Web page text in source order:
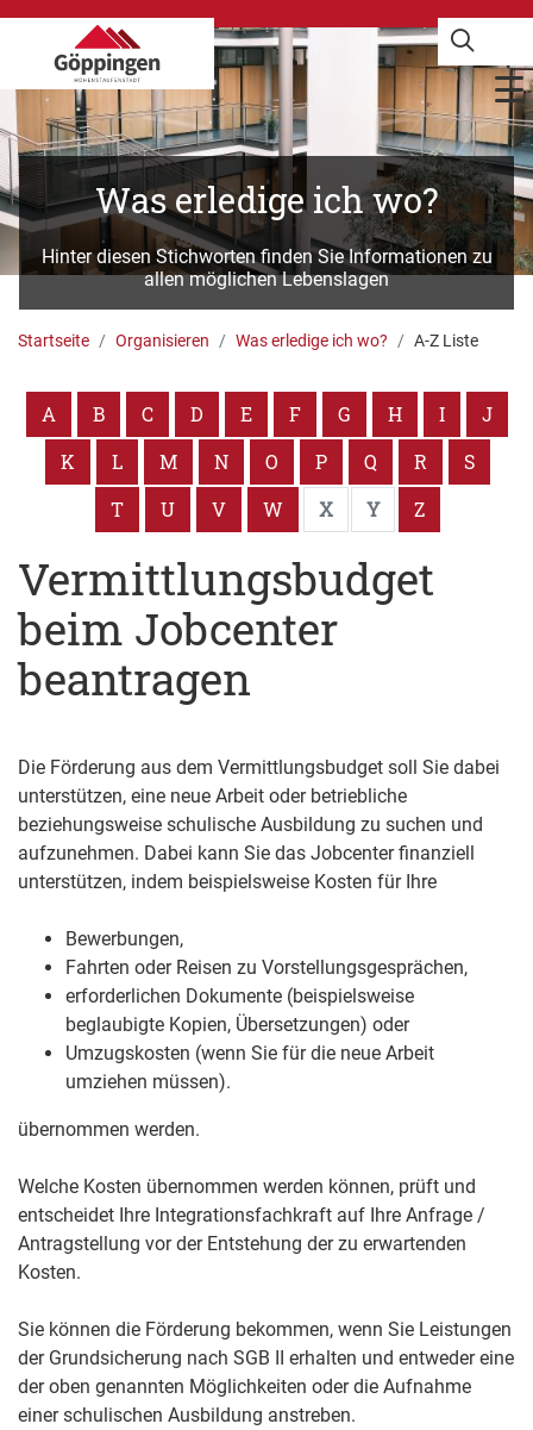
Was erledige ich wo?
Hinter diesen Stichworten finden Sie Informationen zu
allen möglichen Lebenslagen
Startseite Organisieren Was erledige ich wo? A-Z Liste
A B C D E F G H I
J
K
L M N O P Q R
S
T
U V W X Y Z
Vermittlungsbudget
beim Jobcenter
beantragen
Die Förderung aus dem Vermittlungsbudget soll Sie dabei
unterstützen, eine neue Arbeit oder betriebliche
beziehungsweise schulische Ausbildung zu suchen und
aufzunehmen. Dabei kann Sie das Jobcenter finanziell
unterstützen, indem beispielsweise Kosten für Ihre
Bewerbungen,
Fahrten oder Reisen zu Vorstellungsgesprächen,
erforderlichen Dokumente (beispielsweise
beglaubigte Kopien, Übersetzungen) oder
Umzugskosten (wenn Sie für die neue Arbeit
umziehen müssen).
übernommen werden.
Welche Kosten übernommen werden können, prüft und
entscheidet Ihre Integrationsfachkraft auf Ihre Anfrage /
Antragstellung vor der Entstehung der zu erwartenden
Kosten.
Sie können die Förderung bekommen, wenn Sie Leistungen
der Grundsicherung nach SGB II erhalten und entweder eine
der oben genannten Möglichkeiten oder die Aufnahme
einer schulischen Ausbildung anstreben.